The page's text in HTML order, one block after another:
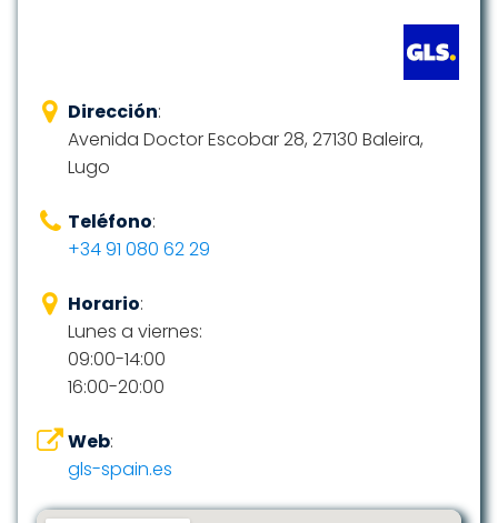
Dirección:
Avenida Doctor Escobar 28, 27130 Baleira,
Lugo
Teléfono:
+34 91 080 62 29
Horario:
Lunes a viernes:
09:00-14:00
16:00-20:00
Web:
gls-spain.es